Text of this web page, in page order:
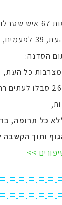
כל העת,
כל תרופה,
ותוך הקשבה
>>